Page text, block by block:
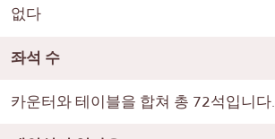
없다
좌석 수
카운터와 테이블을 합쳐 총 72석입니다.